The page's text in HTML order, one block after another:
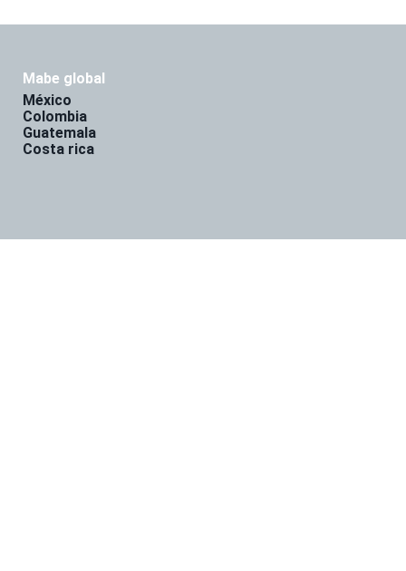
mabe global
méxico
colombia
guatemala
costa rica